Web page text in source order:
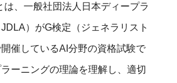
は、一般社団法人日本ディープラ
）がG検定（ジェネラリスト
催しているAI分野の資格試験で
ーニングの理論を理解し、適切